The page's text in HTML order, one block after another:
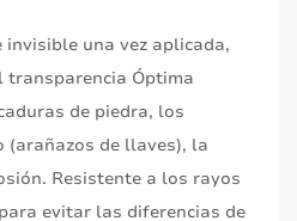
una vez aplicada,
transparencia Óptima
de piedra, los
(arañazos de llaves), la
Resistente a los rayos
evitar las diferencias de